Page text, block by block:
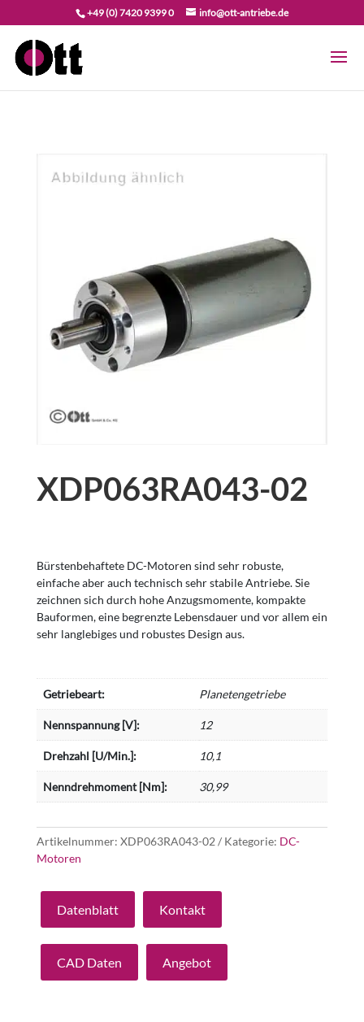
+49 (0) 7420 9399 0 info@ott-antriebe.de
XDP063RA043-02
Bürstenbehaftete DC-Motoren sind sehr robuste,
einfache aber auch technisch sehr stabile Antriebe. Sie
zeichnen sich durch hohe Anzugsmomente, kompakte
Bauformen, eine begrenzte Lebensdauer und vor allem ein
sehr langlebiges und robustes Design aus.
Getriebeart: Planetengetriebe
Nennspannung [V]: 12
Drehzahl [U/Min.]: 10,1
Nenndrehmoment [Nm]: 30,99
Artikelnummer: XDP063RA043-02 Kategorie: DC-
Motoren
Datenblatt Kontakt
CAD Daten Angebot